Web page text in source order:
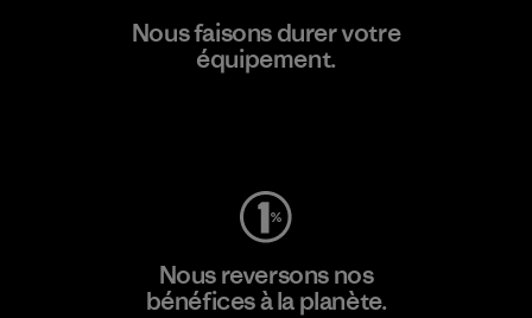
Nous faisons durer votre
équipement.
Nous reversons nos
bénéfices à la planète.